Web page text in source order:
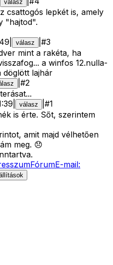
válasz
csattogós lepkét is, amely
"hajtod".
válasz #3
mint a rakéta, ha
a winfos 12.nulla-
döglött lajhár
#2
válasz #1
is érte. Sőt, szerintem
amit majd vélhetően
meg. 😞
FórumE-mail: